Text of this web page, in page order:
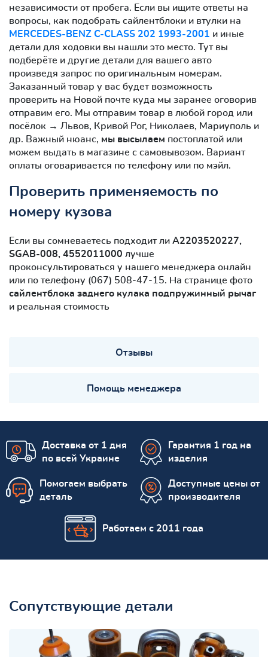
независимости от пробега. Если вы ищите ответы на
вопросы, как подобрать сайлентблоки и втулки на
MERCEDES-BENZ C-CLASS 202 1993-2001 и иные
детали для ходовки вы нашли это место. Тут вы
подберёте и другие детали для вашего авто
произведя запрос по оригинальным номерам.
Заказанный товар у вас будет возможность
проверить на Новой почте куда мы заранее оговорив
отправим его. Мы отправим товар в любой город или
посёлок → Львов, Кривой Рог, Николаев, Мариуполь и
др. Важный нюанс, мы высылаем постоплатой или
можем выдать в магазине с самовывозом. Вариант
оплаты оговаривается по телефону или по мэйл.
Проверить применяемость по
номеру кузова
Если вы сомневаетесь подходит ли A2203520227,
SGAB-008, 4552011000 лучше
проконсультироваться у нашего менеджера онлайн
или по телефону (067) 508-47-15. На странице фото
сайлентблокa заднего кулака подпружинный рычаг
и реальная стоимость
Отзывы
Помощь менеджера
Доставка от 1 дня
по всей Украине
Гарантия 1 год на
изделия
Помогаем выбрать
деталь
Доступные цены от
производителя
Работаем с 2011 года
Сопутствующие детали